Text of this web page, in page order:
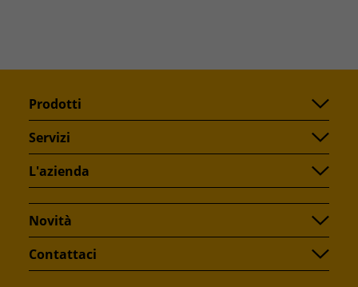
Prodotti
Servizi
L'azienda
Novità
Contattaci